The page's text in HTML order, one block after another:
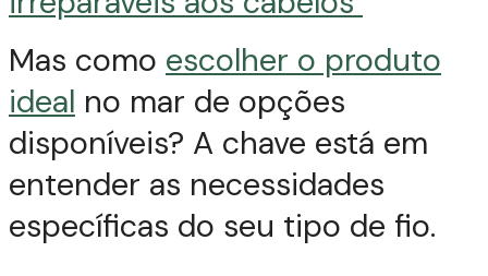
Mas como escolher o produto
ideal no mar de opções
disponíveis? A chave está em
entender as necessidades
específicas do seu tipo de fio.